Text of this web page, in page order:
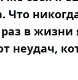
Что
в жизни
неудач,